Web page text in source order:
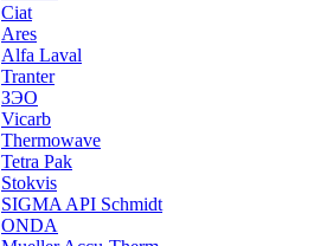
Ciat
Ares
Alfa Laval
Tranter
ЗЭО
Vicarb
Thermowave
Tetra Pak
Stokvis
SIGMA API Schmidt
ONDA